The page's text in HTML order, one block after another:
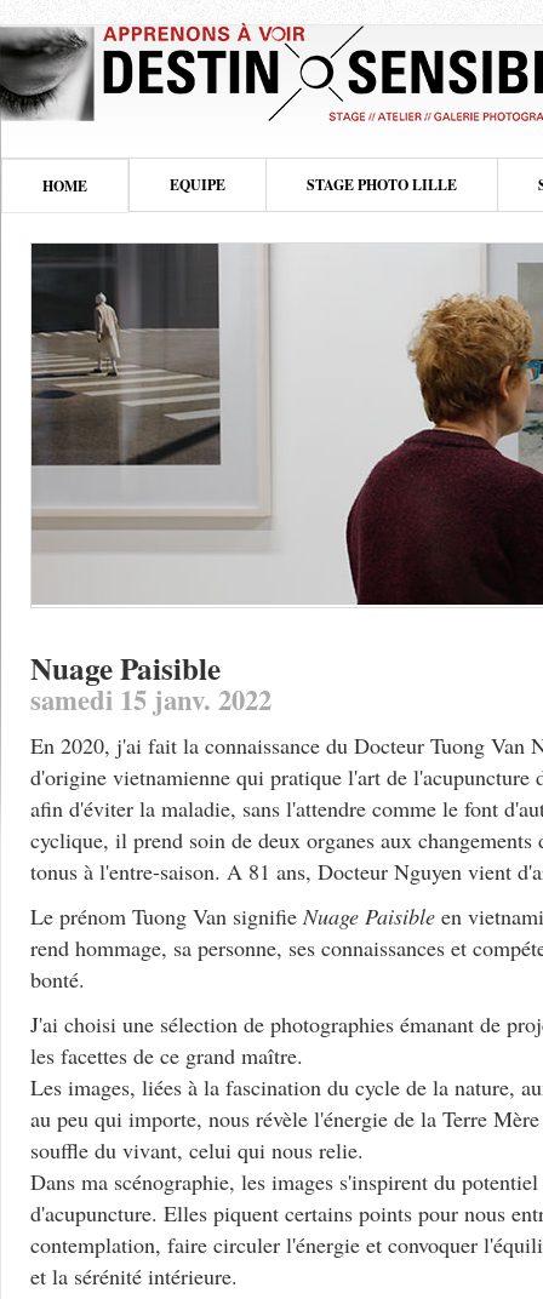
HOME EQUIPE STAGE PHOTO LILLE
Nuage Paisible
samedi 15 janv. 2022
En 2020, j'ai fait la connaissance du Docteur Tuong Van
d'origine vietnamienne qui pratique l'art de l'acupuncture
afin d'éviter la maladie, sans l'attendre comme le font
cyclique, il prend soin de deux organes aux changements
tonus à l'entre-saison. A 81 ans, Docteur Nguyen vient
Le prénom Tuong Van signifieNuage Paisible en
rend hommage, sa personne, ses connaissances et
bonté.
J'ai choisi une sélection de photographies émanant de
les facettes de ce grand maître.
Les images, liées à la fascination du cycle de la nature,
au peu qui importe, nous révèle l'énergie de la Terre
souffle du vivant, celui qui nous relie.
Dans ma scénographie, les images s'inspirent du
d'acupuncture. Elles piquent certains points pour nous
contemplation, faire circuler l'énergie et convoquer
et la sérénité intérieure.